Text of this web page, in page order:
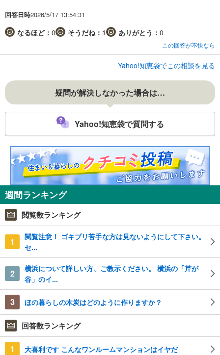
回答日時2026/5/17 13:54:31
なるほど： 0 そうだね： 1 ありがとう： 0
この回答が不快なら
Yahoo!知恵袋でこの相談を見る
疑問が解決しなかった場合は…
Yahoo!知恵袋で質問する
週間ランキング
閲覧数ランキング
1
閲覧注意！ ゴキブリ苦手な方は見ないようにして下さい。
セ...
2
横浜について詳しい方、ご教示ください。 横浜の「芹が
谷」のイ...
3 ほの暮らしの木炭はどのように作りますか？
回答数ランキング
1 大喜利です こんなワンルームマンションはイヤだ